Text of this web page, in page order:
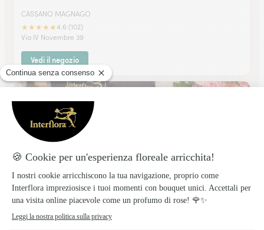
CASSANO MAGNAGO
★★★★★4.6 (102)
Via IV Novembre 39
Vedi il negozio
Dillo Con Un Fiore Snc
GALLARATE
★★★★★4.3 (72)